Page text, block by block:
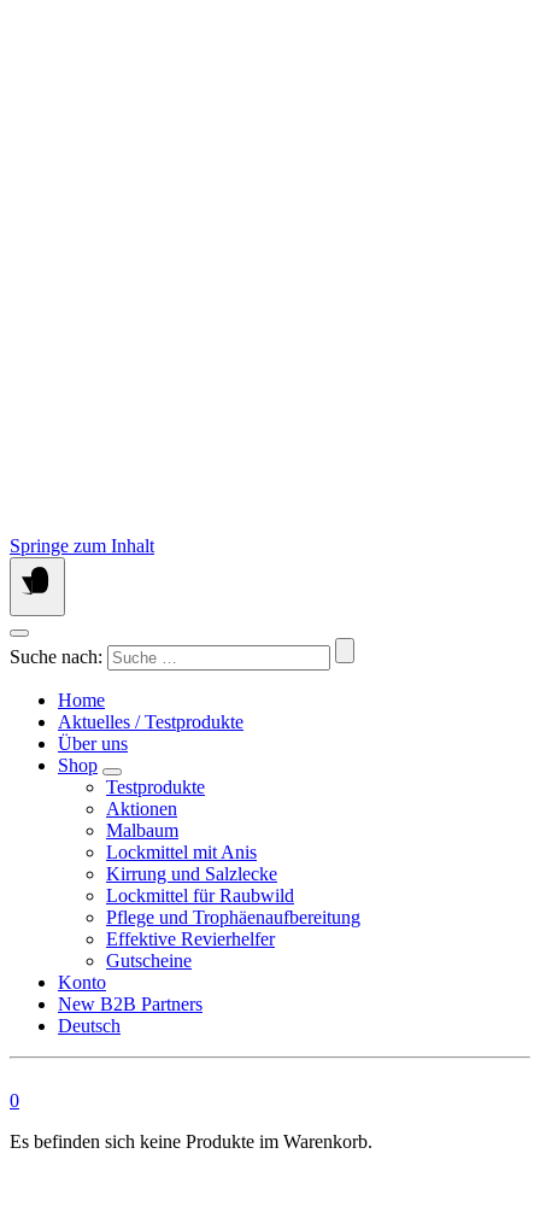
Springe zum Inhalt
Suche nach:
Home
Aktuelles / Testprodukte
Über uns
Shop
Testprodukte
Aktionen
Malbaum
Lockmittel mit Anis
Kirrung und Salzlecke
Lockmittel für Raubwild
Pflege und Trophäenaufbereitung
Effektive Revierhelfer
Gutscheine
Konto
New B2B Partners
Deutsch
0
Es befinden sich keine Produkte im Warenkorb.